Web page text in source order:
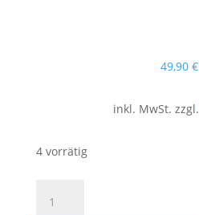
49,90€
inkl. MwSt. zzgl.
4 vorrätig
Walzer